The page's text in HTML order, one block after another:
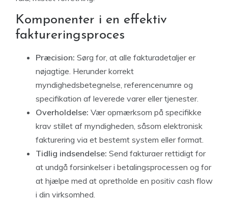
Komponenter i en effektiv
faktureringsproces
Præcision: Sørg for, at alle fakturadetaljer er
nøjagtige. Herunder korrekt
myndighedsbetegnelse, referencenumre og
specifikation af leverede varer eller tjenester.
Overholdelse: Vær opmærksom på specifikke
krav stillet af myndigheden, såsom elektronisk
fakturering via et bestemt system eller format.
Tidlig indsendelse: Send fakturaer rettidigt for
at undgå forsinkelser i betalingsprocessen og for
at hjælpe med at opretholde en positiv cash flow
i din virksomhed.